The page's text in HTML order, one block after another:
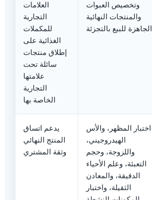
وتخصيص العبوات
والمنتجات النهائية
الجاهزة للبيع بالتجزئة
العلامات
التجارية
للمكملات
الغذائية على
إطلاق منتجات
سائلة تحت
علامتها
التجارية
الخاصة بها
اختبار المظهر، والأس
الهيدروجيني،
واللزوجة، وحجم
التعبئة، وعلم الأحياء
الدقيقة، والمعادن
الثقيلة، واختبار
يدعم اتساق
المنتج النهائي
وثقة المشتري